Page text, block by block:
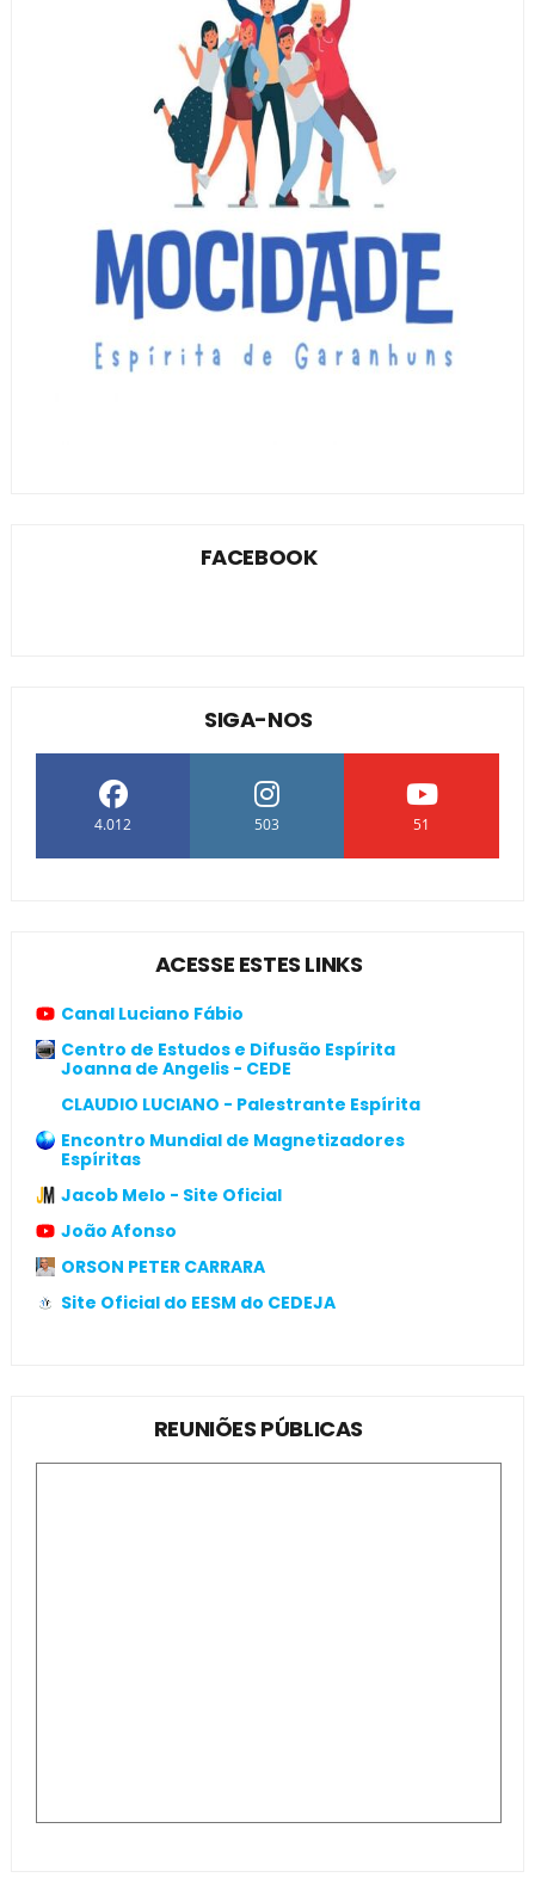
FACEBOOK
SIGA-NOS
4.012 503 51
ACESSE ESTES LINKS
Canal Luciano Fábio
Centro de Estudos e Difusão Espírita
Joanna de Angelis - CEDE
CLAUDIO LUCIANO - Palestrante Espírita
Encontro Mundial de Magnetizadores
Espíritas
Jacob Melo - Site Oficial
João Afonso
ORSON PETER CARRARA
Site Oficial do EESM do CEDEJA
REUNIÕES PÚBLICAS